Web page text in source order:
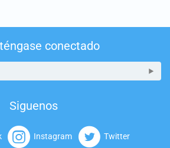
conectado
Siguenos
Instagram Twitter